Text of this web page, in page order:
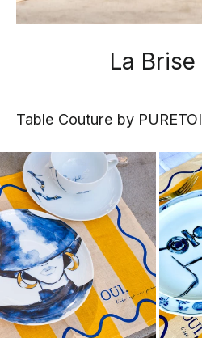
La Brise
Table Couture by PURETOI